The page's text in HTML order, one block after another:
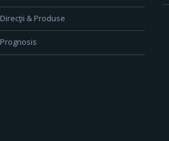
Direcţii & Produse
Prognosis